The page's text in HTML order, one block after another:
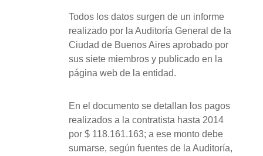
Todos los datos surgen de un informe
realizado por la Auditoría General de la
Ciudad de Buenos Aires aprobado por
sus siete miembros y publicado en la
página web de la entidad.
En el documento se detallan los pagos
realizados a la contratista hasta 2014
por $ 118.161.163; a ese monto debe
sumarse, según fuentes de la Auditoría,